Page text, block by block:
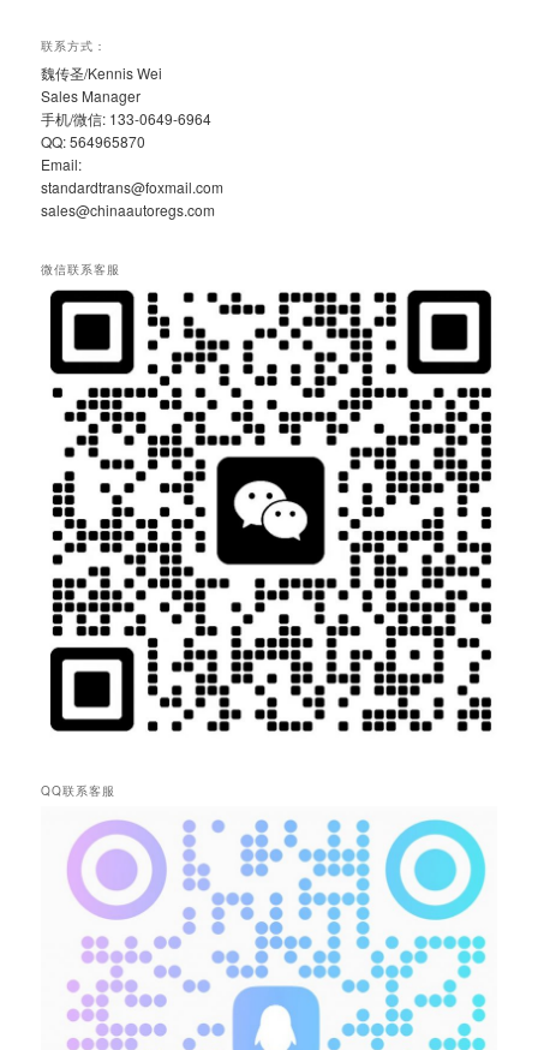
联系方式：
魏传圣/Kennis Wei
Sales Manager
手机/微信: 133-0649-6964
QQ: 564965870
Email:
standardtrans@foxmail.com
sales@chinaautoregs.com
微信联系客服
QQ联系客服